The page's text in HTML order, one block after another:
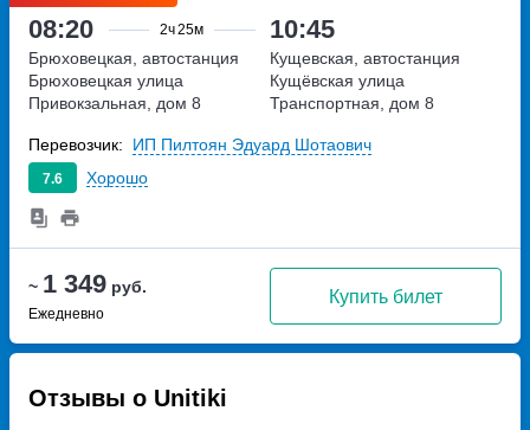
08:20 2ч25м 10:45
~ 1 349 руб.
Ежедневно
Купить билет
Брюховецкая, автостанция
Брюховецкая улица
Привокзальная, дом 8
Кущевская, автостанция
Кущёвская улица
Транспортная, дом 8
7.6 Хорошо
Перевозчик: ИП Пилтоян Эдуард Шотаович
Отзывы о Unitiki